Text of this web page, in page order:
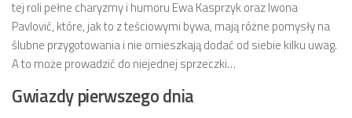
tej roli pełne charyzmy i humoru Ewa Kasprzyk oraz Iwona
Pavlović, które, jak to z teściowymi bywa, mają różne pomysły na
ślubne przygotowania i nie omieszkają dodać od siebie kilku uwag.
A to może prowadzić do niejednej sprzeczki…
Gwiazdy pierwszego dnia